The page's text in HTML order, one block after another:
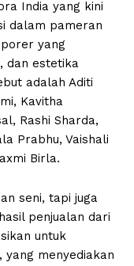
India yang kini
dalam pameran
yang
dan estetika
adalah Aditi
Kavitha
Rashi Sharda,
Prabhu, Vaishali
Birla.
seni, tapi juga
penjualan dari
untuk
yang menyediakan